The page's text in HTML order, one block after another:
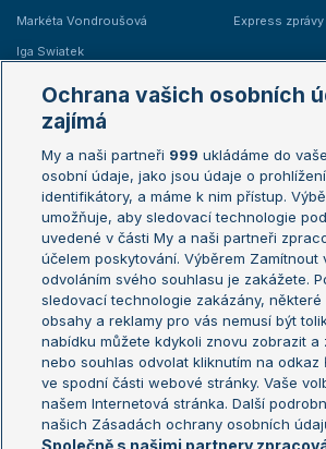
Markéta Vondroušová
Iga Swiatek
Express zprávy
Žebříčky
Žebříček ATP (muži)
Žebříček WTA (ženy)
Sázkařský žebříček
Australian Open
French Open
Wimbledon
US Open
Turnaj mistrů
Turnaj mistryň
Aktualní trendy
Fotbalové přestupy
Livesport Daily
LS Prague Open
Ochrana vašich osobních
zajímá
My a naši partneři 999 ukládáme do
osobní údaje, jako jsou údaje o
identifikátory, a máme k nim přístup.
umožňuje, aby sledovací technologie
uvedené v části My a naši partneři
účelem poskytování. Výběrem Zamítnout
odvoláním svého souhlasu je zakážete.
sledovací technologie zakázány, některé
obsahy a reklamy pro vás nemusí být
nabídku můžete kdykoli znovu zobrazit a
nebo souhlas odvolat kliknutím na odkaz
ve spodní části webové stránky. Vaše
našem Internetová stránka. Další
našich Zásadách ochrany osobních
Společně s našimi partnery